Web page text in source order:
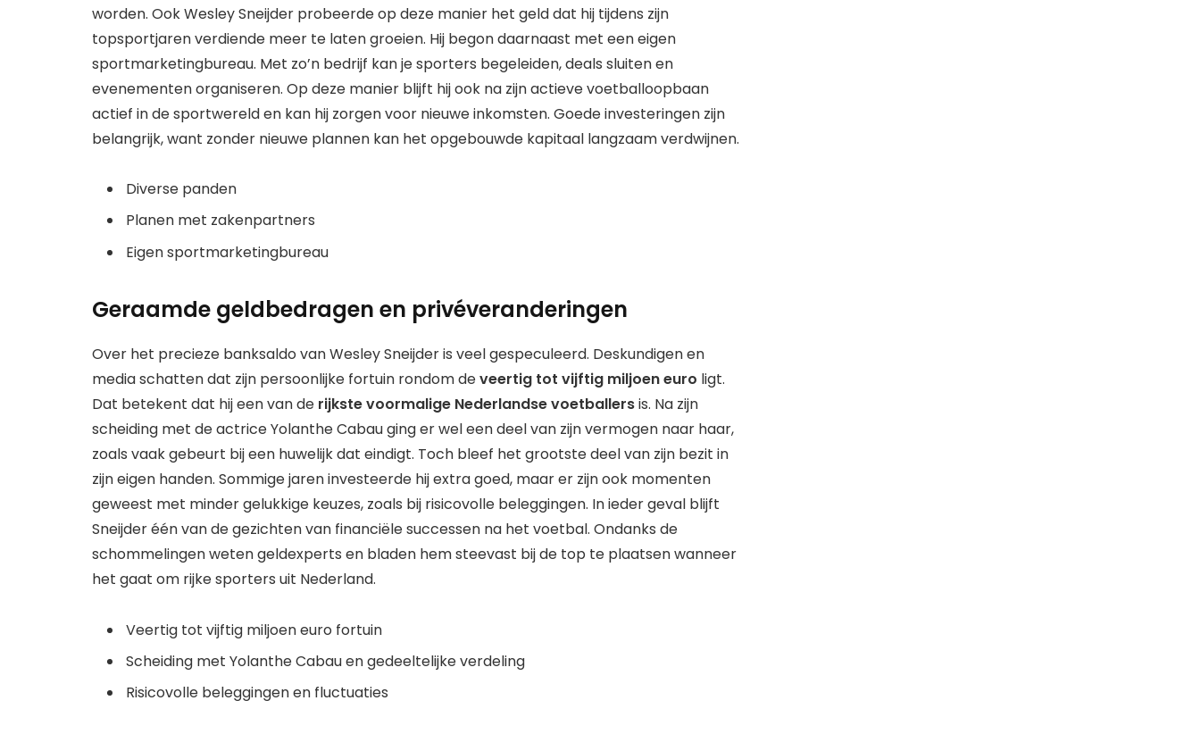
worden. Ook Wesley Sneijder probeerde op deze manier het geld dat hij tijdens zijn
topsportjaren verdiende meer te laten groeien. Hij begon daarnaast met een eigen
sportmarketingbureau. Met zo’n bedrijf kan je sporters begeleiden, deals sluiten en
evenementen organiseren. Op deze manier blijft hij ook na zijn actieve voetballoopbaan
actief in de sportwereld en kan hij zorgen voor nieuwe inkomsten. Goede investeringen zijn
belangrijk, want zonder nieuwe plannen kan het opgebouwde kapitaal langzaam verdwijnen.
Diverse panden
Planen met zakenpartners
Eigen sportmarketingbureau
Geraamde geldbedragen en privéveranderingen
Over het precieze banksaldo van Wesley Sneijder is veel gespeculeerd. Deskundigen en
media schatten dat zijn persoonlijke fortuin rondom deveertig tot vijftig miljoen euro ligt.
Dat betekent dat hij een van de rijkste voormalige Nederlandse voetballersis. Na zijn
scheiding met de actrice Yolanthe Cabau ging er wel een deel van zijn vermogen naar haar,
zoals vaak gebeurt bij een huwelijk dat eindigt. Toch bleef het grootste deel van zijn bezit in
zijn eigen handen. Sommige jaren investeerde hij extra goed, maar er zijn ook momenten
geweest met minder gelukkige keuzes, zoals bij risicovolle beleggingen. In ieder geval blijft
Sneijder één van de gezichten van financiële successen na het voetbal. Ondanks de
schommelingen weten geldexperts en bladen hem steevast bij de top te plaatsen wanneer
het gaat om rijke sporters uit Nederland.
Veertig tot vijftig miljoen euro fortuin
Scheiding met Yolanthe Cabau en gedeeltelijke verdeling
Risicovolle beleggingen en fluctuaties